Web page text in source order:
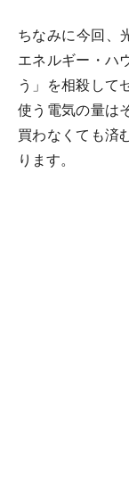
ちなみに今回、
エネルギー・ハ
う」を相殺して
使う電気の量は
買わなくても済
ります。